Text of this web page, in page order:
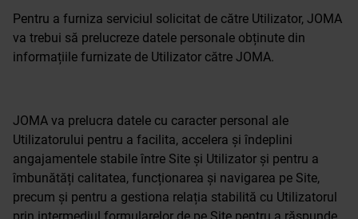
Pentru a furniza serviciul solicitat de către Utilizator, JOMA
va trebui să prelucreze datele personale obținute din
informațiile furnizate de Utilizator către JOMA.
JOMA va prelucra datele cu caracter personal ale
Utilizatorului pentru a facilita, accelera și îndeplini
angajamentele stabile între Site și Utilizator și pentru a
îmbunătăți calitatea, funcționarea și navigarea pe Site,
precum și pentru a gestiona relația stabilită cu Utilizatorul